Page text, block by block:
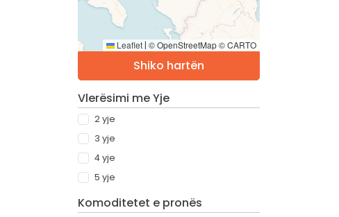
Leaflet | © OpenStreetMap © CARTO
Shiko hartën
Vlerësimi me Yje
2 yje
3 yje
4 yje
5 yje
Komoditetet e pronës